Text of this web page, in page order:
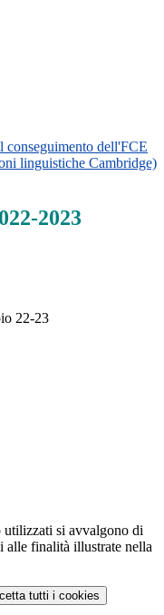
conseguimento dell'FCE
linguistiche Cambridge)
2023
utilizzati si avvalgono di
alle finalità illustrate nella
tutti i cookies